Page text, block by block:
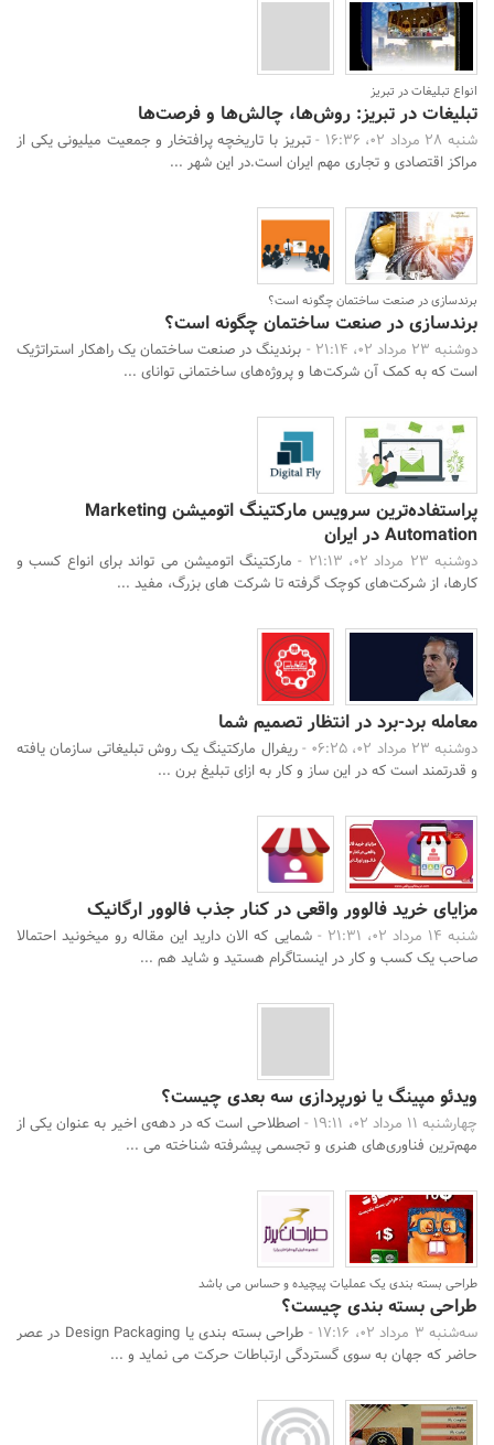
انواع تبلیغات در تبریز
تبلیغات در تبریز: روش‌ها، چالش‌ها و فرصت‌ها
شنبه 28 مرداد 02، 16:36 -
تبریز با تاریخچه‌ پرافتخار و جمعیت میلیونی یکی از
مراکز اقتصادی و تجاری مهم ایران است.در این شهر ...
برندسازی در صنعت ساختمان چگونه است؟
برندسازی در صنعت ساختمان چگونه است؟
دوشنبه 23 مرداد 02، 21:14 -
برندینگ در صنعت ساختمان یک راهکار استراتژیک
است که به کمک آن شرکت‌ها و پروژه‌های ساختمانی توانای ...
پراستفاده‌ترین سرویس مارکتینگ اتومیشن Marketing
Automation در ایران
دوشنبه 23 مرداد 02، 21:13 -
مارکتینگ اتومیشن می تواند برای انواع کسب و
کارها، از شرکت‌های کوچک گرفته تا شرکت های بزرگ، مفید ...
معامله برد-برد در انتظار تصمیم شما
دوشنبه 23 مرداد 02، 06:25 -
ریفرال مارکتینگ یک روش تبلیغاتی سازمان یافته
و قدرتمند است که در این ساز و کار به ازای تبلیغ برن ...
مزایای خرید فالوور واقعی در کنار جذب فالوور ارگانیک
شنبه 14 مرداد 02، 21:31 -
شمایی که الان دارید این مقاله رو میخونید احتمالا
صاحب یک کسب و کار در اینستاگرام هستید و شاید هم ...
ویدئو مپینگ یا نورپردازی سه بعدی چیست؟
چهارشنبه 11 مرداد 02، 19:11 -
اصطلاحی است که در دهه‌ی اخیر به عنوان یکی از
مهم‌ترین فناوری‌های هنری و تجسمی پیشرفته شناخته می‌ ...
طراحی بسته بندی یک عملیات پیچیده و حساس می باشد
طراحی بسته بندی چیست؟
سه‌شنبه 3 مرداد 02، 17:16 -
طراحی بسته بندی یا Design Packaging در عصر
حاضر که جهان به سوی گستردگی ارتباطات حرکت می نماید و ...